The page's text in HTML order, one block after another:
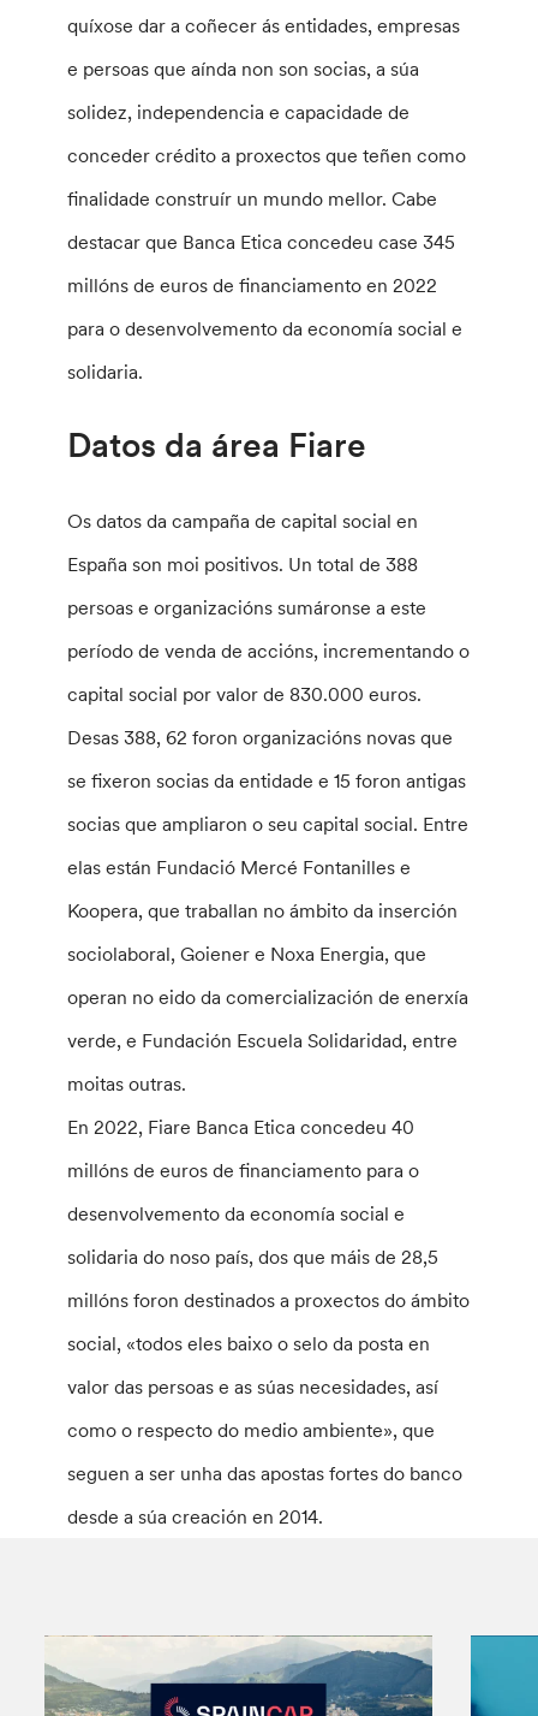
quíxose dar a coñecer ás entidades, empresas
e persoas que aínda non son socias, a súa
solidez, independencia e capacidade de
conceder crédito a proxectos que teñen como
finalidade construír un mundo mellor. Cabe
destacar que Banca Etica concedeu case 345
millóns de euros de financiamento en 2022
para o desenvolvemento da economía social e
solidaria.
Datos da área Fiare
Os datos da campaña de capital social en
España son moi positivos. Un total de 388
persoas e organizacións sumáronse a este
período de venda de accións, incrementando o
capital social por valor de 830.000 euros.
Desas 388, 62 foron organizacións novas que
se fixeron socias da entidade e 15 foron antigas
socias que ampliaron o seu capital social. Entre
elas están Fundació Mercé Fontanilles e
Koopera, que traballan no ámbito da inserción
sociolaboral, Goiener e Noxa Energia, que
operan no eido da comercialización de enerxía
verde, e Fundación Escuela Solidaridad, entre
moitas outras.
En 2022, Fiare Banca Etica concedeu 40
millóns de euros de financiamento para o
desenvolvemento da economía social e
solidaria do noso país, dos que máis de 28,5
millóns foron destinados a proxectos do ámbito
social, «todos eles baixo o selo da posta en
valor das persoas e as súas necesidades, así
como o respecto do medio ambiente», que
seguen a ser unha das apostas fortes do banco
desde a súa creación en 2014.